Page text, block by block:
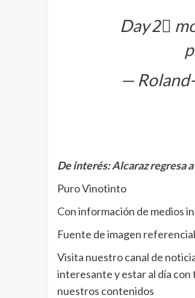
Day 2⃣
—
De interés:Alcaraz regresa
Puro Vinotinto
Con información de medios
Fuente de imagen
Visita nuestro canal de
interesante y estar al día con
nuestros contenidos